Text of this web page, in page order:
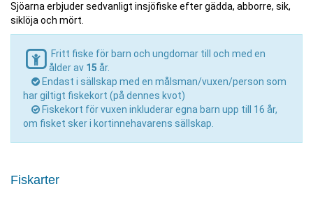
Sjöarna erbjuder sedvanligt insjöfiske efter gädda, abborre, sik,
siklöja och mört.
Fritt fiske för barn och ungdomar till och med en
ålder av 15 år.
Endast i sällskap med en målsman/vuxen/person som
har giltigt fiskekort (på dennes kvot)
Fiskekort för vuxen inkluderar egna barn upp till 16 år,
om fisket sker i kortinnehavarens sällskap.
Fiskarter